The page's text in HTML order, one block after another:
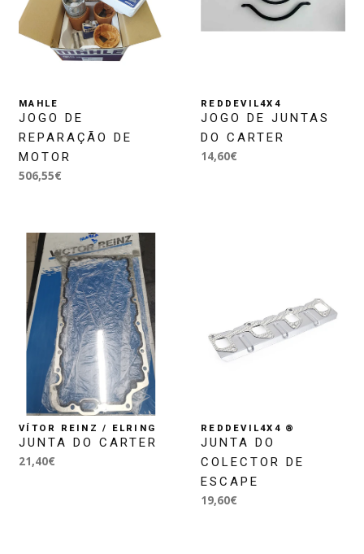
MAHLE
JOGO DE
REPARAÇÃO DE
MOTOR
506,55€
REDDEVIL4X4
JOGO DE JUNTAS
DO CARTER
14,60€
VÍTOR REINZ / ELRING
JUNTA DO CARTER
21,40€
REDDEVIL4X4 ®
JUNTA DO
COLECTOR DE
ESCAPE
19,60€